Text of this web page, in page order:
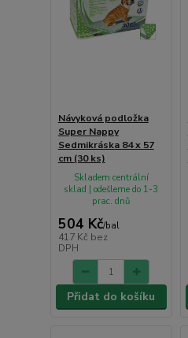
Návyková podložka
Super Nappy
Sedmikráska 84 x 57
cm (30 ks)
504 Kč/bal
417 Kč bez
DPH
Skladem centrální
sklad | odešleme do 1-3
prac. dnů
Přidat do košíku